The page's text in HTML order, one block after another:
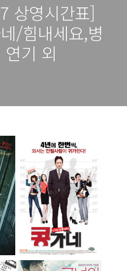
상영시간표]
/힘내세요,병
기 외